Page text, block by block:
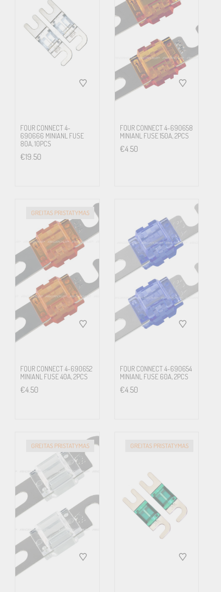
FOUR CONNECT 4-
690666 MINIANL FUSE
80A, 10PCS
€19.50
FOUR CONNECT 4-690658
MINIANL FUSE 150A, 2PCS
€4.50
GREITAS PRISTATYMAS
FOUR CONNECT 4-690652
MINIANL FUSE 40A, 2PCS
€4.50
FOUR CONNECT 4-690654
MINIANL FUSE 60A, 2PCS
€4.50
GREITAS PRISTATYMAS GREITAS PRISTATYMAS